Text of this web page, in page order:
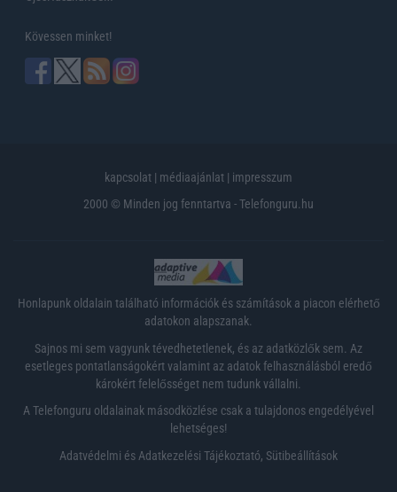
Kövessen minket!
kapcsolat | médiaajánlat | impresszum
2000 © Minden jog fenntartva - Telefonguru.hu
Honlapunk oldalain található információk és számítások a piacon elérhető
adatokon alapszanak.
Sajnos mi sem vagyunk tévedhetetlenek, és az adatközlők sem. Az
esetleges pontatlanságokért valamint az adatok felhasználásból eredő
károkért felelősséget nem tudunk vállalni.
A Telefonguru oldalainak másodközlése csak a tulajdonos engedélyével
lehetséges!
Adatvédelmi és Adatkezelési Tájékoztató, Sütibeállítások